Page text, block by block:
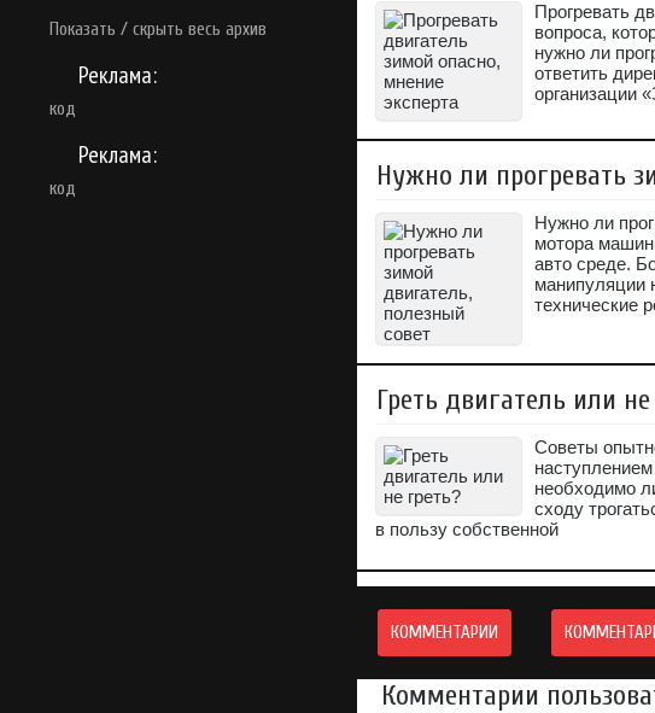
Показать / скрыть весь архив
Реклама:
код
Реклама:
код
Прогревать
вопроса,
нужно ли
ответить
организации
Нужно ли прогревать
Нужно ли
мотора
авто среде.
манипуляции
технические
Греть двигатель или не
Советы
необходимо
сходу
в пользу собственной
КОММЕНТАРИИ
Комментарии